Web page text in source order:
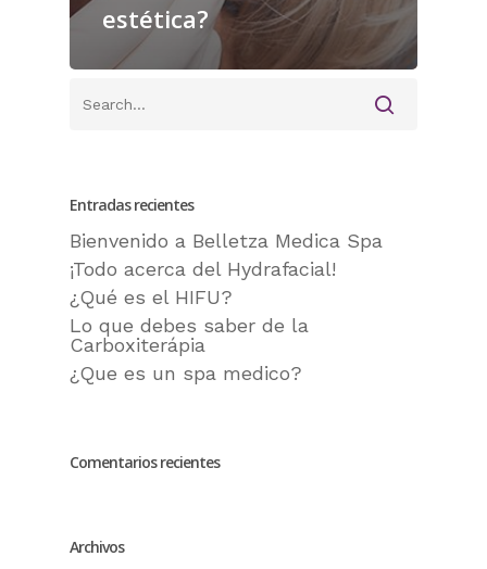
estética?
Entradas recientes
Bienvenido a Belletza Medica Spa
¡Todo acerca del Hydrafacial!
¿Qué es el HIFU?
Lo que debes saber de la
Carboxiterápia
¿Que es un spa medico?
Comentarios recientes
Archivos